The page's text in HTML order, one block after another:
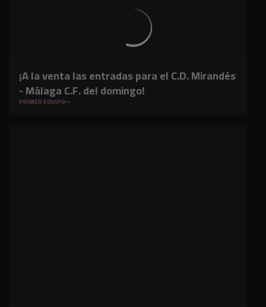
¡A la venta las entradas para el C.D. Mirandés
- Málaga C.F. del domingo!
PRIMER EQUIPO